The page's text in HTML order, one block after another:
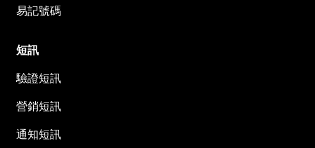
易記號碼
短訊
驗證短訊
營銷短訊
通知短訊